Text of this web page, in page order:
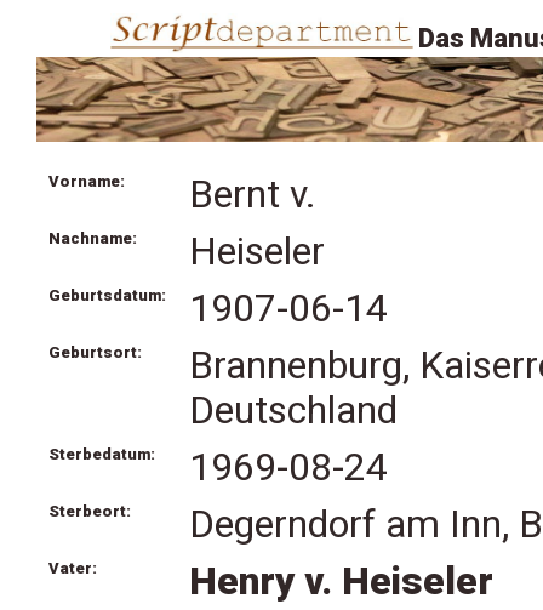
Das
Vorname: Bernt v.
Nachname: Heiseler
Geburtsdatum: 1907-06-14
Geburtsort:
Brannenburg,
Deutschland
Sterbedatum: 1969-08-24
Sterbeort: Degerndorf am Inn,
Vater: Henry v. Heiseler